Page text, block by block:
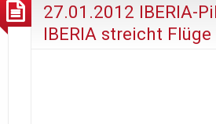
27.01.2012 IBERIA-
IBERIA streicht Flüge